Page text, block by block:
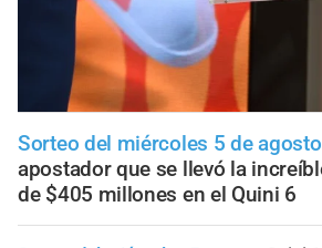
Sorteo del miércoles 5 de agosto
apostador que se llevó la
de $405 millones en el Quini 6